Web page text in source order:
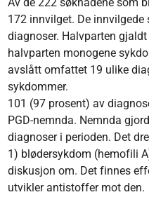
172 innvilget. De
diagnoser. Halvparten
halvparten monogene
avslått omfattet 19 ulike
sykdommer.
101 (97 prosent) av
PGD-nemnda. Nemnda
diagnoser i perioden. Det
1) blødersykdom (hemofili
diskusjon om. Det finnes
utvikler antistoffer mot den.